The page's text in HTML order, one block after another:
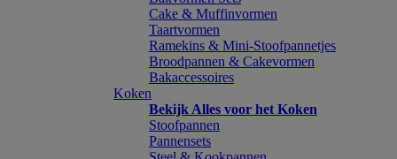
Cake & Muffinvormen
Taartvormen
Ramekins & Mini-Stoofpannetjes
Broodpannen & Cakevormen
Bakaccessoires
Koken
Bekijk Alles voor het Koken
Stoofpannen
Pannensets